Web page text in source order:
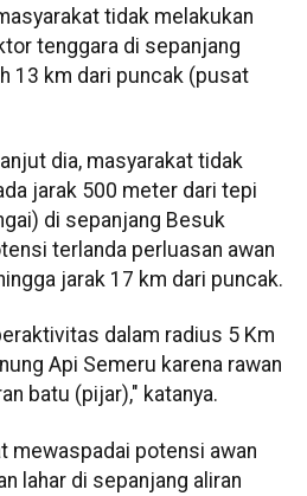
tidak melakukan
tenggara di sepanjang
13 km dari puncak (pusat
dia, masyarakat tidak
jarak 500 meter dari tepi
di sepanjang Besuk
terlanda perluasan awan
jarak 17 km dari puncak.
dalam radius 5 Km
Api Semeru karena rawan
batu (pijar)," katanya.
mewaspadai potensi awan
lahar di sepanjang aliran